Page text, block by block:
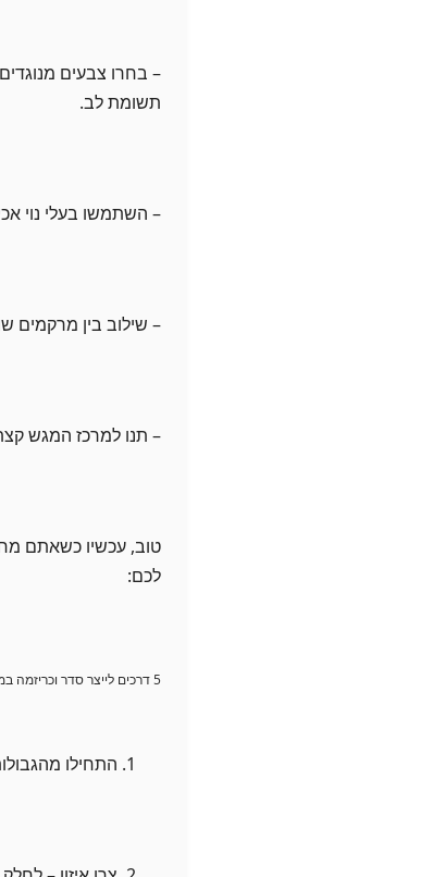
– בחרו צבעים
תשומת לב.
– השתמשו בעלי נוי
– שילוב בין מרקמים
– תנו למרכז המגש
טוב, עכשיו כשאתם
לכם:
5 דרכים לייצר סדר וכריזמה במגש בלי לאבד את הכיף
התחילו